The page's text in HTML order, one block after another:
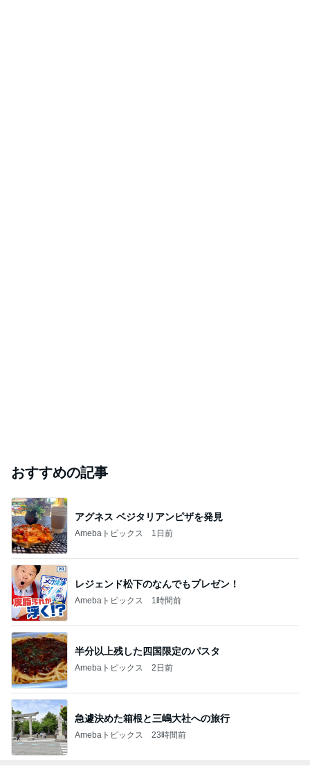
おすすめの記事
アグネス ベジタリアンピザを発見
Amebaトピックス 1日前
レジェンド松下のなんでもプレゼン！
Amebaトピックス 1時間前
半分以上残した四国限定のパスタ
Amebaトピックス 2日前
急遽決めた箱根と三嶋大社への旅行
Amebaトピックス 23時間前